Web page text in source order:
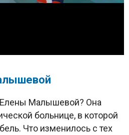
Елены Малышевой? Она
больнице, в которой
Что изменилось с тех